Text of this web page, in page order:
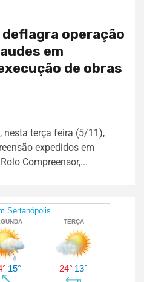
deflagra operação
em
de obras
nesta terça feira (5/11),
expedidos em
Compreensor,...